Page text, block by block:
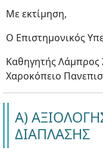
Με εκτίμηση,
Ο Επιστημονικός
Καθηγητής Λάμπρος
Χαροκόπειο
Α)
ΔΙΑΠΛΑΣΗΣ